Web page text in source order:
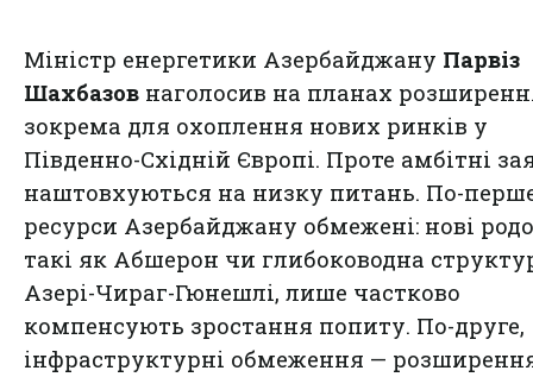
Міністр енергетики Азербайджану Парвіз
Шахбазов наголосив на планах
зокрема для охоплення нових ринків у
Південно-Східній Європі. Проте амбітні
наштовхуються на низку питань. По-
ресурси Азербайджану обмежені: нові
такі як Абшерон чи глибоководна
Азері-Чираг-Гюнешлі, лише частково
компенсують зростання попиту. По-друге,
інфраструктурні обмеження —